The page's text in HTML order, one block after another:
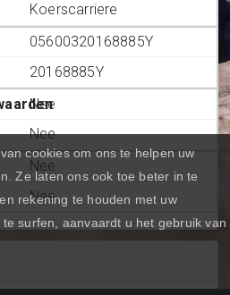
Koerscarriere
05600320168885Y
20168885Y
Nee
Nee
Nee
Nee
cookies om ons te helpen uw
Ze laten ons ook toe beter in te
rekening te houden met uw
surfen, aanvaardt u het gebruik van